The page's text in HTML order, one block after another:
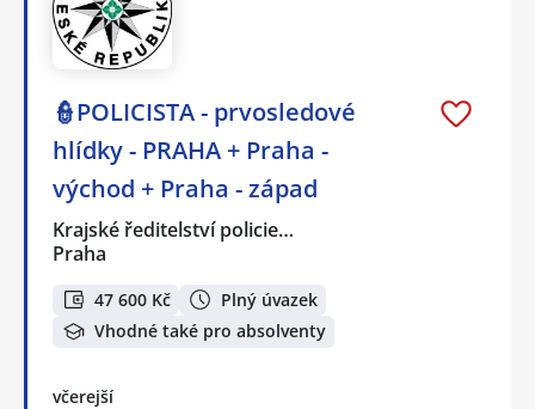
👮POLICISTA - prvosledové
hlídky - PRAHA + Praha -
východ + Praha - západ
Krajské ředitelství policie…
Praha
47 600 Kč
Plný úvazek
Vhodné také pro absolventy
včerejší